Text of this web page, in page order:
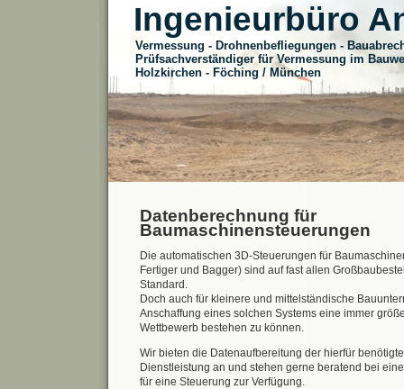
Ingenieurbüro
Vermessung - Drohnenbefliegungen -
Prüfsachverständiger für Vermessung im
Holzkirchen - Föching / München
Datenberechnung für
Baumaschinensteuerungen
Die automatischen 3D-Steuerungen für
Fertiger und Bagger) sind auf fast allen
Standard.
Doch auch für kleinere und mittelständische
Anschaffung eines solchen Systems eine immer
Wettbewerb bestehen zu können.
Wir bieten die Datenaufbereitung der hierfür
Dienstleistung an und stehen gerne beratend bei
für eine Steuerung zur Verfügung.